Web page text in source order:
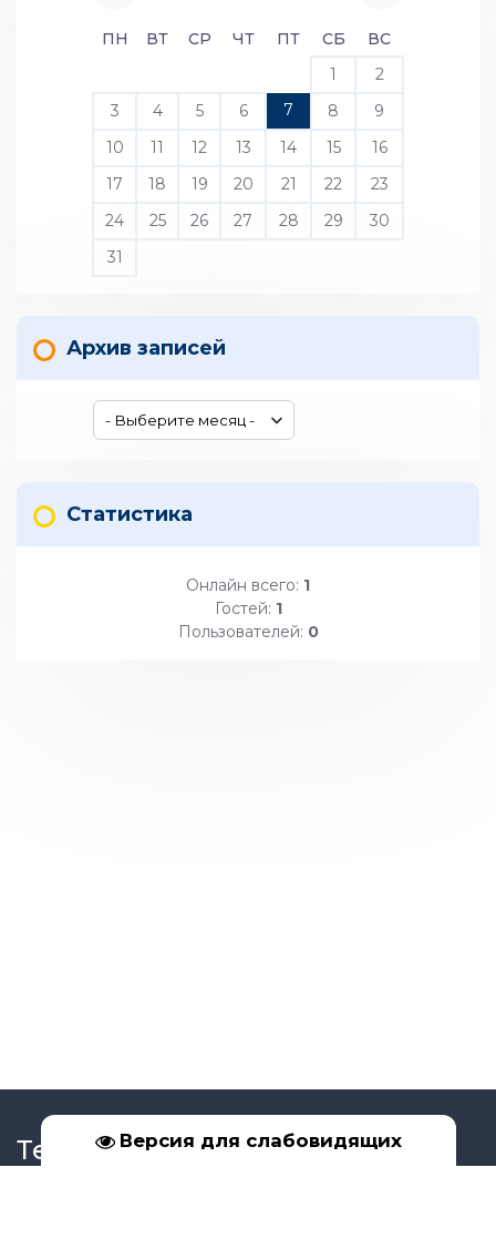
Версия для слабовидящих
ПН ВТ СР ЧТ ПТ СБ
ВС
1
2
3
4 5 6 7 8
9
10
11 12 13 14 15
16
17
18 19 20 21 22
23
24
25 26 27 28 29
30
31
Архив записей
Статистика
Онлайн всего: 1
Гостей: 1
Пользователей: 0
Телефон